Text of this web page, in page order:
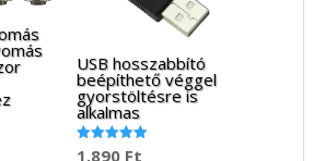
USB hosszabbító
beépíthető véggel
gyorstöltésre is
alkalmas
Értékelés:
1.890 Ft